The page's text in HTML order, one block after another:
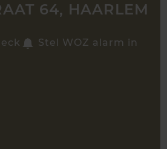
64, HAARLEM
Stel WOZ alarm in